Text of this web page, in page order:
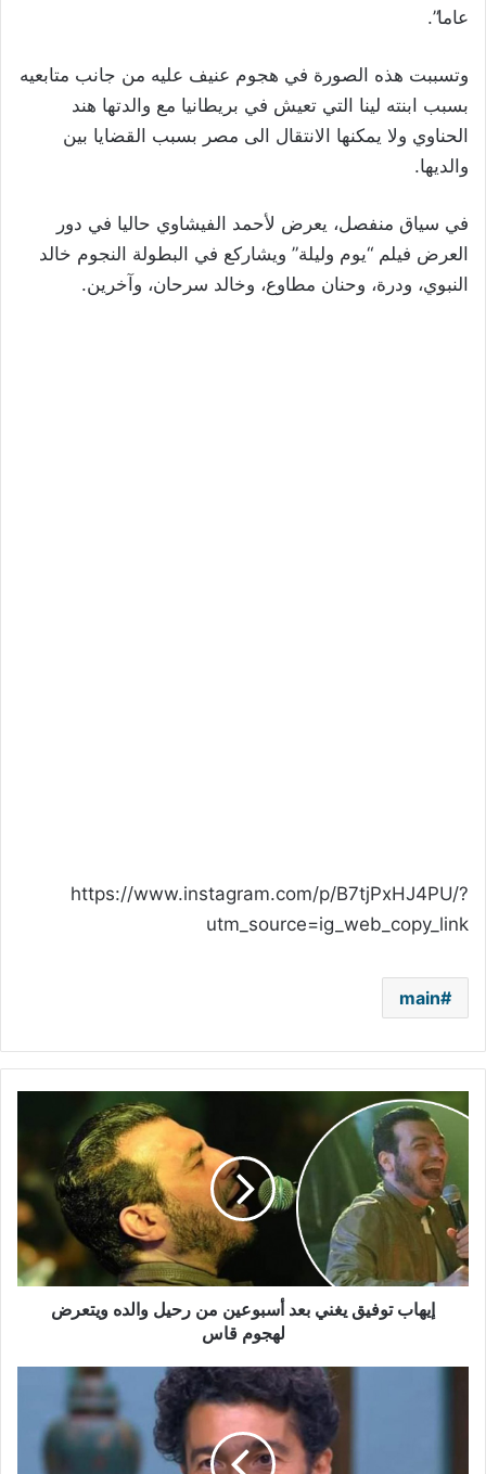
عاما”.
وتسببت هذه الصورة في هجوم عنيف عليه من جانب متابعيه
بسبب ابنته لينا التي تعيش في بريطانيا مع والدتها هند
الحناوي ولا يمكنها الانتقال الى مصر بسبب القضايا بين
والديها.
في سياق منفصل، يعرض لأحمد الفيشاوي حاليا في دور
العرض فيلم “يوم وليلة” ويشاركع في البطولة النجوم خالد
النبوي، ودرة، وحنان مطاوع، وخالد سرحان، وآخرين.
https://www.instagram.com/p/B7tjPxHJ4PU/?
utm_source=ig_web_copy_link
main
إيهاب
توفيق
يغني
أسبوعين
من
رحيل
والده
ويتعرض
لهجومإيهاب توفيق يغني بعد أسبوعين من رحيل والده ويتعرض
لهجوم قاس